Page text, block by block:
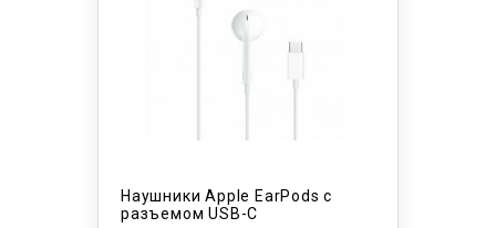
Наушники Apple EarPods с
разъемом USB-C